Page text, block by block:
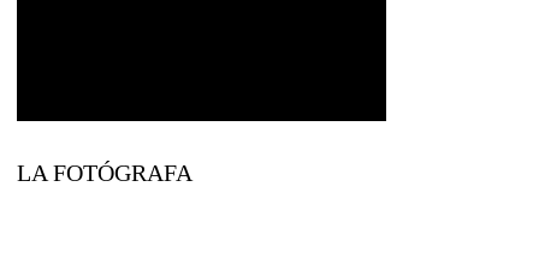
LA FOTÓGRAFA